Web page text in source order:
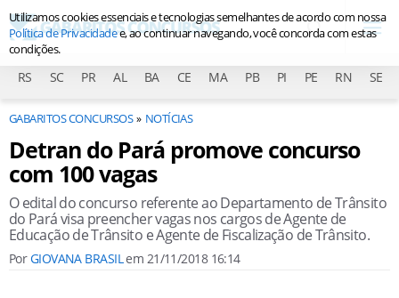
RS SC PR AL BA CE MA PB PI PE RN SE
GABARITOS CONCURSOS NOTÍCIAS
Detran do Pará promove concurso
com 100 vagas
O edital do concurso referente ao Departamento de Trânsito
do Pará visa preencher vagas nos cargos de Agente de
Educação de Trânsito e Agente de Fiscalização de Trânsito.
PorGIOVANA BRASILem 21/11/2018 16:14
Utilizamos cookies essenciais e tecnologias semelhantes de acordo com nossa
Política de Privacidadee, ao continuar navegando, você concorda com estas
condições.